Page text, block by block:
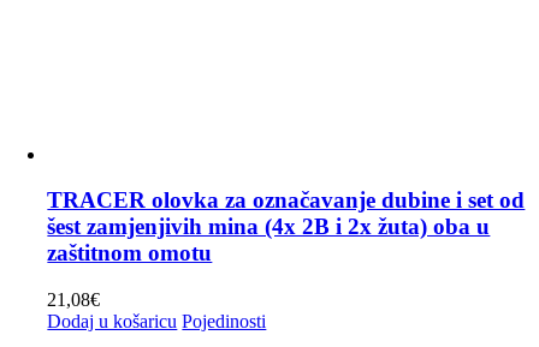
TRACER olovka za označavanje dubine i set od
šest zamjenjivih mina (4x 2B i 2x žuta) oba u
zaštitnom omotu
21,08€
Dodaj u košaricu Pojedinosti